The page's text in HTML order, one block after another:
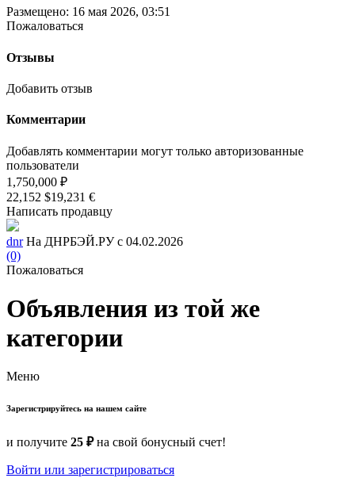
Размещено: 16 мая 2026, 03:51
Пожаловаться
Отзывы
Добавить отзыв
Комментарии
Добавлять комментарии могут только авторизованные
пользователи
1,750,000 ₽
22,152 $19,231 €
Написать продавцу
dnr На ДНРБЭЙ.РУ с 04.02.2026
(0)
Пожаловаться
Объявления из той же
категории
Меню
Зарегистрируйтесь на нашем сайте
и получите 25 ₽на свой бонусный счет!
Войти или зарегистрироваться